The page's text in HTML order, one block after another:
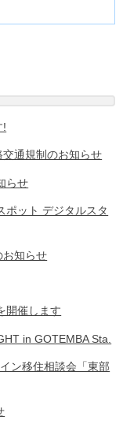
!
通規制のお知らせ
らせ
ポット デジタルスタ
お知らせ
開催します
in GOTEMBA Sta.
ン移住相談会「東部